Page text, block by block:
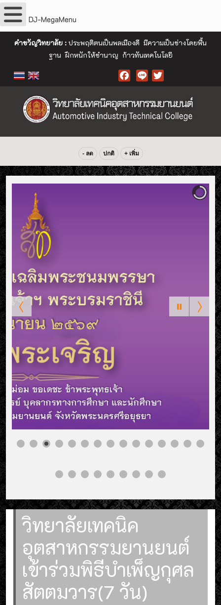
DJ-MegaMenu
คำขวัญวิทยาลัย : ประพฤติตนเป็นพลเมืองดี มีความเป็นช่างโดยพื้น
ฐาน ฝึกหนักให้ชำนาญ ก้าวทันเทคโนโลยี
- ลด ปกติ + เพิ่ม
วิทยาลัยเทคนิค
อุตสาหกรรมยานยนต์
เข้าร่วมพิธีบำเพ็ญกุศล
สัตตมวาร(7 วัน)